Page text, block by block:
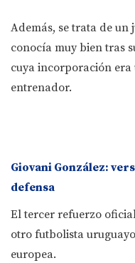
Además, se trata de un
conocía muy bien tras
cuya incorporación
entrenador.
Giovani González:
defensa
El tercer refuerzo
otro futbolista
europea.